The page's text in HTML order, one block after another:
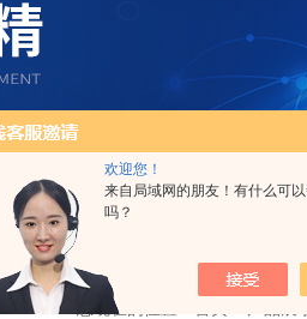
欢迎您！
来自局域网的朋友！有什么可
吗？
您现在的位置：